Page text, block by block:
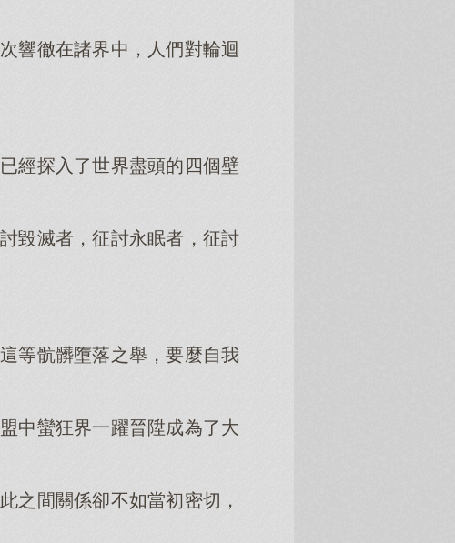
響徹在諸界中，人們對輪迴
經探入了世界盡頭的四個壁
毀滅者，征討永眠者，征討
等骯髒墮落之舉，要麼自我
中蠻狂界一躍晉陞成為了大
之間關係卻不如當初密切，